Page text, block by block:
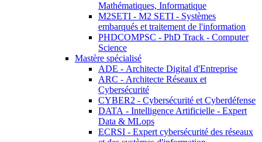
Mathématiques, Informatique
M2SETI - M2 SETI - Systèmes
embarqués et traitement de l'information
PHDCOMPSC - PhD Track - Computer
Science
Mastère spécialisé
ADE - Architecte Digital d'Entreprise
ARC - Architecte Réseaux et
Cybersécurité
CYBER2 - Cybersécurité et Cyberdéfense
DATA - Intelligence Artificielle - Expert
Data & MLops
ECRSI - Expert cybersécurité des réseaux